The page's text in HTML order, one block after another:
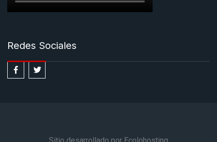
Redes Sociales